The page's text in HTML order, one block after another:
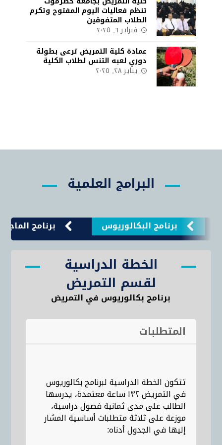
تنظم فعاليات اليوم المفتوح وتكرم
الطلاب المتفوقين
فبراير ٦, ٢٠٢٥
عمادة كلية التمريض ترعى بطولة
دوري لعبه التنس لطلاب الكلية
يناير ٢٨, ٢٠٢٥
البرامج العلمية
برنامج البكالوريوس برنامج
الخطة الدراسية
لقسم التمريض
برنامج بكالوريوس في التمريض
المتطلبات
تتكون الخطة الدراسية لبرنامج بكالوريوس
في التمريض ١٣٢ ساعة معتمدة، يدرسها
الطالب على مدى ثمانية فصول دراسية،
موزعة على ثلاثة متطلبات أساسية المشار
إليها في الجدول أدناه: